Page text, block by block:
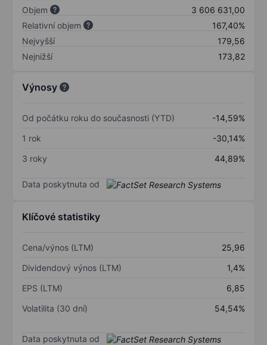
Objem
3 606 631,00
Relativní objem
167,40%
Nejvyšší
179,56
Nejnižší
173,82
Výnosy
Od počátku roku do současnosti (YTD)
-14,59%
1 rok
-30,14%
3 roky
44,89%
Data poskytnuta od
Klíčové statistiky
Cena/výnos (LTM)
25,96
Dividendový výnos (LTM)
1,4%
EPS (LTM)
6,85
Volatilita (30 dní)
54,54%
Data poskytnuta od